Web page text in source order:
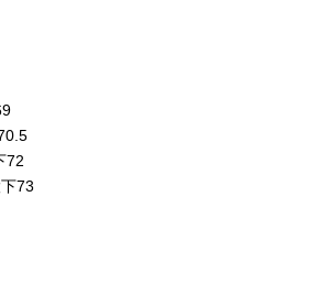
72
73